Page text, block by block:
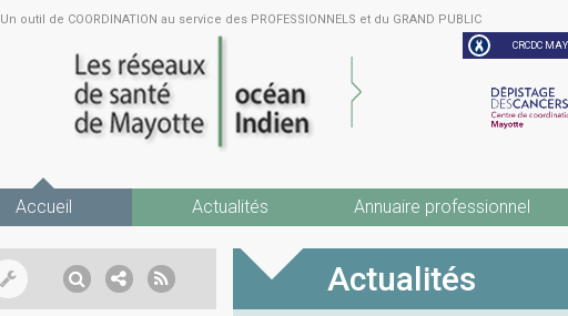
Un outil de COORDINATION au service des PROFESSIONNELS et du GRAND PUBLIC
CRCDC
Accueil Actualités Annuaire professionnel
Actualités